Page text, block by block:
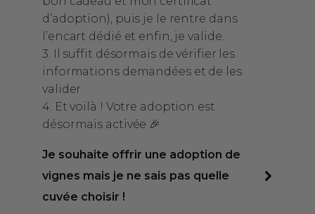
d’adoption), puis je le rentre dans
l’encart dédié et enfin, je valide.
3. Il suffit désormais de vérifier les
informations demandées et de les
valider.
4. Et voilà ! Votre adoption est
désormais activée 🎉
Je souhaite offrir une adoption de
vignes mais je ne sais pas quelle
cuvée choisir !